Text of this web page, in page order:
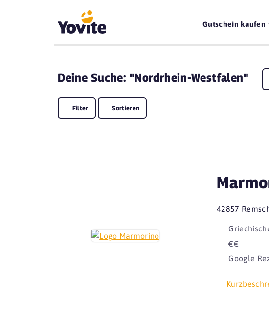
Gutschein kaufen
Deine Suche: "Nordrhein-Westfalen"
Filter Sortieren
42857
€€
Google